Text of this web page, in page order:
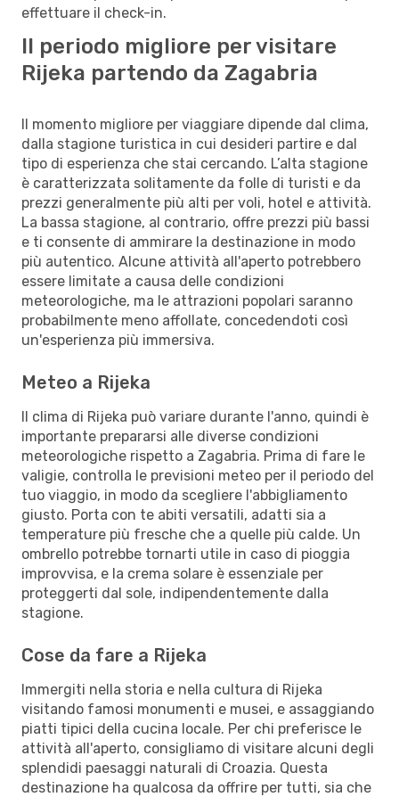
effettuare il check-in.
Il periodo migliore per visitare
Rijeka partendo da Zagabria
Il momento migliore per viaggiare dipende dal clima,
dalla stagione turistica in cui desideri partire e dal
tipo di esperienza che stai cercando. L’alta stagione
è caratterizzata solitamente da folle di turisti e da
prezzi generalmente più alti per voli, hotel e attività.
La bassa stagione, al contrario, offre prezzi più bassi
e ti consente di ammirare la destinazione in modo
più autentico. Alcune attività all'aperto potrebbero
essere limitate a causa delle condizioni
meteorologiche, ma le attrazioni popolari saranno
probabilmente meno affollate, concedendoti così
un'esperienza più immersiva.
Meteo a Rijeka
Il clima di Rijeka può variare durante l'anno, quindi è
importante prepararsi alle diverse condizioni
meteorologiche rispetto a Zagabria. Prima di fare le
valigie, controlla le previsioni meteo per il periodo del
tuo viaggio, in modo da scegliere l'abbigliamento
giusto. Porta con te abiti versatili, adatti sia a
temperature più fresche che a quelle più calde. Un
ombrello potrebbe tornarti utile in caso di pioggia
improvvisa, e la crema solare è essenziale per
proteggerti dal sole, indipendentemente dalla
stagione.
Cose da fare a Rijeka
Immergiti nella storia e nella cultura di Rijeka
visitando famosi monumenti e musei, e assaggiando
piatti tipici della cucina locale. Per chi preferisce le
attività all'aperto, consigliamo di visitare alcuni degli
splendidi paesaggi naturali di Croazia. Questa
destinazione ha qualcosa da offrire per tutti, sia che